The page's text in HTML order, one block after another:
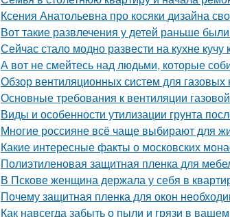
Ксения Анатольевна про косяки дизайна
Вот такие развлечения у детей раньше
Сейчас стало модно развести на кухне
А вот не смейтесь над людьми, которые
Обзор вентиляционных систем для газовых
Основные требования к вентиляции
Виды и особенности утилизации грунта
Многие россияне всё чаще выбирают для
Какие интересные факты о московских
Полиэтиленовая защитная пленка для
В Пскове женщина держала у себя в
Почему защитная пленка для окон
Как навсегда забыть о пыли и грязи в